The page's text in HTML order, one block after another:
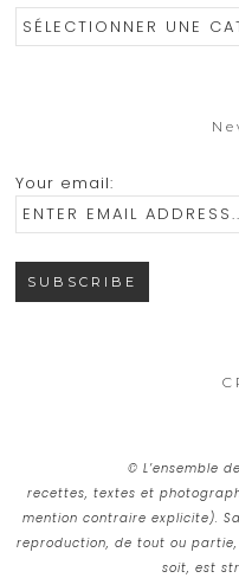
Catégories
Your email:
© L’ensemble
recettes, textes et
mention contraire explicite).
reproduction, de tout ou
soit, est